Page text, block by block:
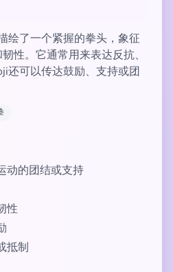
绘了一个紧握的拳头，象征
性。它通常用来表达反抗、
还可以传达鼓励、支持或团
动的团结或支持
性
抵制